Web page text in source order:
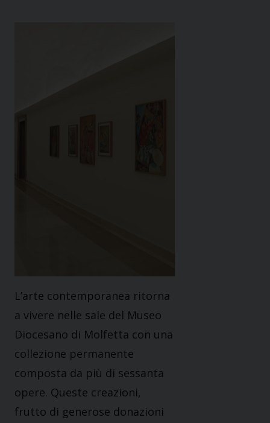
L’arte contemporanea ritorna
a vivere nelle sale del Museo
Diocesano di Molfetta con una
collezione permanente
composta da più di sessanta
opere. Queste creazioni,
frutto di generose donazioni